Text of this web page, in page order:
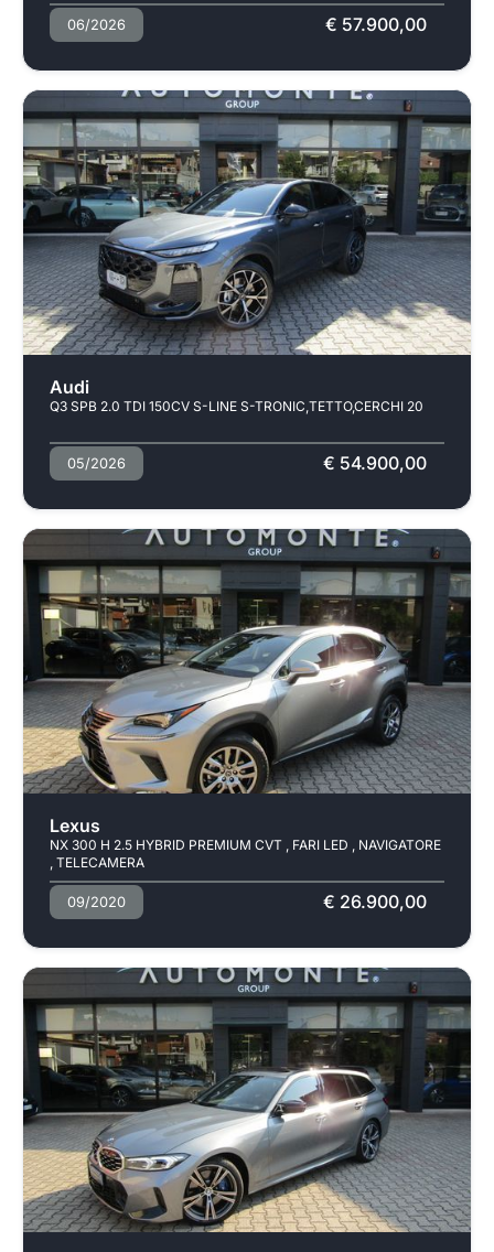
06/2026 € 57.900,00
Audi
Q3 SPB 2.0 TDI 150CV S-LINE S-TRONIC,TETTO,CERCHI 20
05/2026 € 54.900,00
Lexus
NX 300 H 2.5 HYBRID PREMIUM CVT , FARI LED , NAVIGATORE
, TELECAMERA
09/2020 € 26.900,00